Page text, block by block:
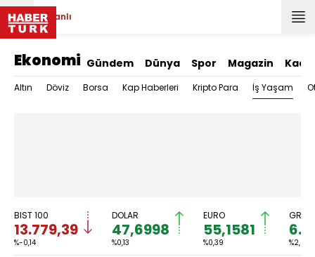
Canlı
Ekonomi Gündem Dünya Spor Magazin
Altın Döviz Borsa Kap Haberleri Kripto Para İş Yaşam
BIST 100
13.779,39
%-0,14
DOLAR
47,6998
%0,13
EURO
55,1581
%0,39 %2,59